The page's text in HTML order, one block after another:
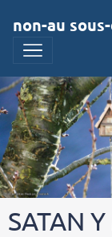
non-au
SATAN